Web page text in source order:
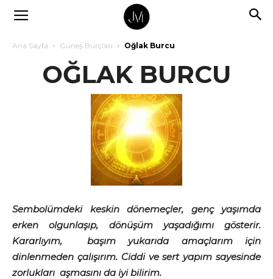
Ana Sayfa Güneş Burçları Oğlak Burcu
OĞLAK BURCU
Sembolümdeki keskin dönemeçler, genç yaşımda
erken olgunlaşıp, dönüşüm yaşadığımı gösterir.
Kararlıyım, başım yukarıda amaçlarım için
dinlenmeden çalışırım. Ciddi ve sert yapım sayesinde
zorlukları aşmasını da iyi bilirim.